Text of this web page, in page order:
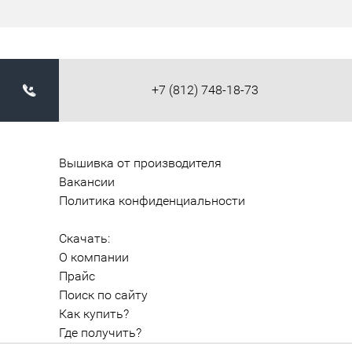
+7 (812) 748-18-73
Вышивка от производителя
Вакансии
Политика конфиденциальности
Скачать:
О компании
Прайс
Поиск по сайту
Как купить?
Где получить?